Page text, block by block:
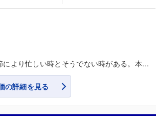
より忙しい時とそうでない時がある。本...
の詳細を見る